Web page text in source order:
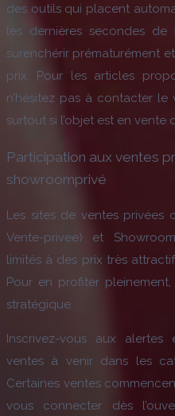
des outils qui placent
les dernières secondes
surenchérir prématurément
prix. Pour les articles
n’hésitez pas à contacter
surtout si l’objet est en vente
Participation aux ventes
showroomprivé
Les sites de ventes privées
Vente-privee) et
limités à des prix très
Pour en profiter
stratégique.
Inscrivez-vous aux
ventes à venir dans les
Certaines ventes
vous connecter dès